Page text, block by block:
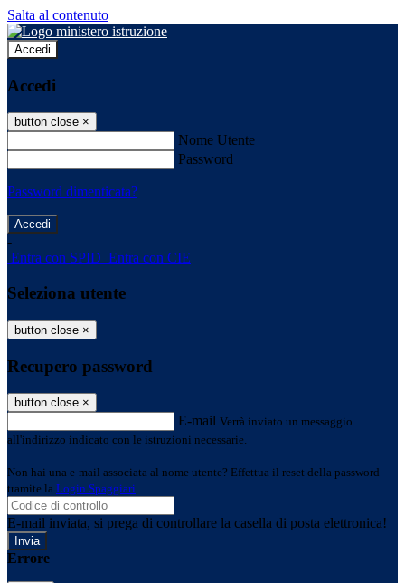
Salta al contenuto
Accedi
Accedi
button close ×
Nome Utente
Password
Password dimenticata?
-
Entra con SPID Entra con CIE
Seleziona utente
button close ×
Recupero password
button close ×
E-mail Verrà inviato un messaggio
all'indirizzo indicato con le istruzioni necessarie.
Non hai una e-mail associata al nome utente? Effettua il reset della password
tramite la Login Spaggiari
E-mail inviata, si prega di controllare la casella di posta elettronica!
Errore